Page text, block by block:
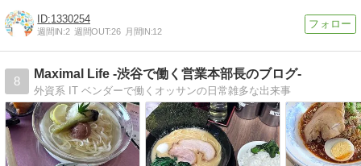
1330254
週間IN:2 週間OUT:26 月間IN:12
8
Maximal Life -渋谷で働く営業本部長のブログ-
外資系 IT ベンダーで働くオッサンの日常雑多な出来事